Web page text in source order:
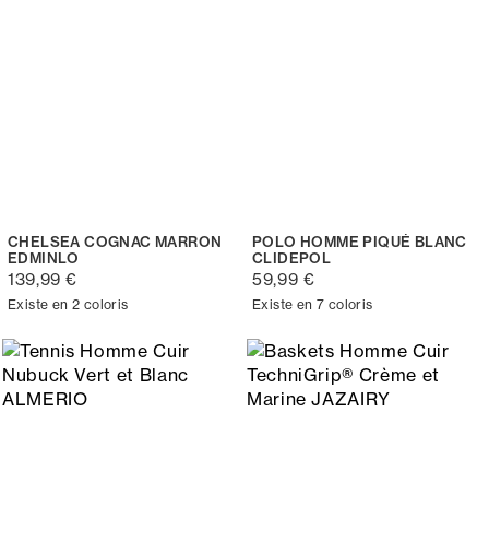
CHELSEA COGNAC MARRON
EDMINLO
139,99 €
Existe en 2 coloris
POLO HOMME PIQUÉ BLANC
CLIDEPOL
59,99 €
Existe en 7 coloris